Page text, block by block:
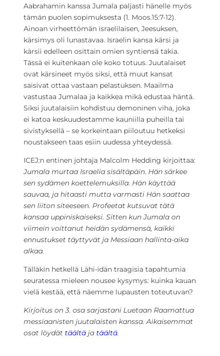
Aabrahamin kanssa Jumala paljasti hänelle myös
tämän puolen sopimuksesta (1. Moos.15:7-12).
Ainoan virheettömän israelilaisen, Jeesuksen,
kärsimys oli lunastavaa. Israelin kansa kärsi ja
kärsii edelleen osittain omien syntiensä takia.
Tässä ei kuitenkaan ole koko totuus. Juutalaiset
ovat kärsineet myös siksi, että muut kansat
saisivat ottaa vastaan pelastuksen. Maailma
vastustaa Jumalaa ja kaikkea mikä edustaa häntä.
Siksi juutalaisiin kohdistuu demoninen viha, joka
ei katoa keskuudestamme kauniilla puheilla tai
sivistyksellä – se korkeintaan piiloutuu hetkeksi
noustakseen taas esiin uudessa yhteydessä.
ICEJ:n entinen johtaja Malcolm Hedding kirjoittaa:
Jumala murtaa Israelia sisältäpäin. Hän särkee
sen sydämen koettelemuksilla. Hän käyttää
sauvaa, ja hitaasti mutta varmasti Hän saattaa
sen liiton siteeseen. Profeetat kutsuvat tätä
kansaa uppiniskaiseksi. Sitten kun Jumala on
viimein voittanut heidän sydämensä, kaikki
ennustukset täyttyvät ja Messiaan hallinta-aika
alkaa.
Tälläkin hetkellä Lähi-idän traagisia tapahtumia
seuratessa mieleen nousee kysymys: kuinka kauan
vielä kestää, että näemme lupausten toteutuvan?
Kirjoitus on 3. osa sarjastani Luetaan Raamattua
messiaanisten juutalaisten kanssa. Aikaisemmat
osat löydät täältä ja täältä.